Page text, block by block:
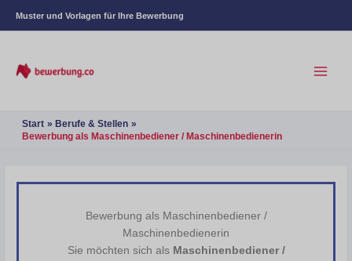
Muster und Vorlagen für Ihre Bewerbung
Start
Berufe & Stellen
Bewerbung als Maschinenbediener / Maschinenbedienerin
Bewerbung als Maschinenbediener /
Maschinenbedienerin
Sie möchten sich als Maschinenbediener /